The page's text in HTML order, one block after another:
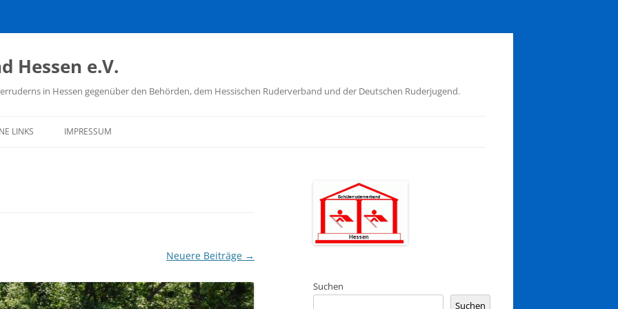
Hessen e.V.
in Hessen gegenüber den Behörden, dem Hessischen Ruderverband und der Deutschen Ruderjugend.
LINKS IMPRESSUM
Neuere Beiträge →
Suchen
Suchen